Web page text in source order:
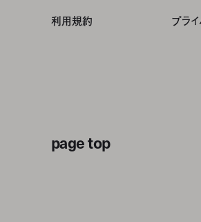
利用規約 プラ
page top